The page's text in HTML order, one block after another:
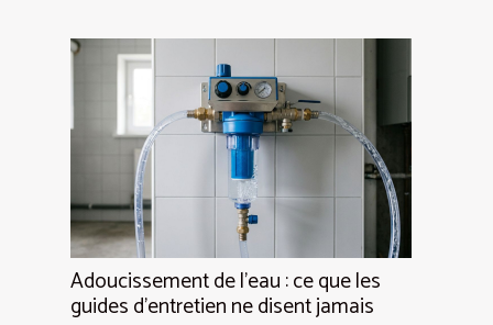
Adoucissement de l’eau : ce que les
guides d’entretien ne disent jamais